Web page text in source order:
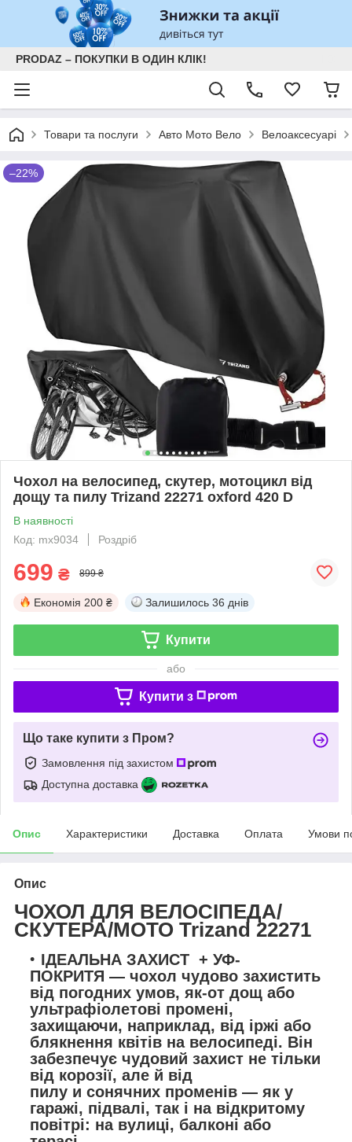
PRODAZ – ПОКУПКИ В ОДИН КЛІК!
Товари та послуги Авто Мото Вело Велоаксесуарі
–22%
Чохол на велосипед, скутер, мотоцикл від
дощу та пилу Trizand 22271 oxford 420 D
В наявності
Код: mx9034
Роздріб
699 ₴ 899 ₴
Економія 200 ₴ Залишилось 36 днів
Купити
або
Купити з
Що таке купити з Пром?
Замовлення під захистом
Доступна доставка
Опис Характеристики Доставка Оплата Умови
Опис
ЧОХОЛ ДЛЯ ВЕЛОСІПЕДА/
СКУТЕРА/МОТО Trizand 22271
ІДЕАЛЬНА ЗАХИСТ + УФ-
ПОКРИТЯ — чохол чудово захистить
від погодних умов, як-от дощ або
ультрафіолетові промені,
захищаючи, наприклад, від іржі або
блякнення квітів на велосипеді. Він
забезпечує чудовий захист не тільки
від корозії, але й від
пилу и сонячних променів — як у
гаражі, підвалі, так і на відкритому
повітрі: на вулиці, балконі або